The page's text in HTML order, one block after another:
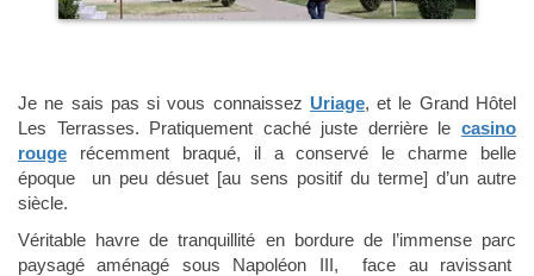
Je ne sais pas si vous connaissez Uriage, et le Grand Hôtel
Les Terrasses. Pratiquement caché juste derrière le casino
rouge récemment braqué, il a conservé le charme belle
époque un peu désuet [au sens positif du terme] d’un autre
siècle.
Véritable havre de tranquillité en bordure de l’immense parc
paysagé aménagé sous Napoléon III, face au ravissant